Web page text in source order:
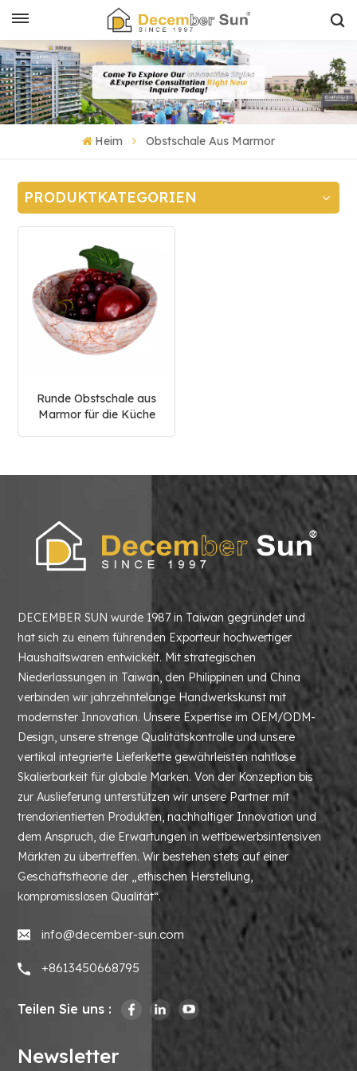
Heim Obstschale Aus Marmor
PRODUKTKATEGORIEN
Runde Obstschale aus
Marmor für die Küche
DECEMBER SUN wurde 1987 in Taiwan gegründet und
hat sich zu einem führenden Exporteur hochwertiger
Haushaltswaren entwickelt. Mit strategischen
Niederlassungen in Taiwan, den Philippinen und China
verbinden wir jahrzehntelange Handwerkskunst mit
modernster Innovation. Unsere Expertise im OEM/ODM-
Design, unsere strenge Qualitätskontrolle und unsere
vertikal integrierte Lieferkette gewährleisten nahtlose
Skalierbarkeit für globale Marken. Von der Konzeption bis
zur Auslieferung unterstützen wir unsere Partner mit
trendorientierten Produkten, nachhaltiger Innovation und
dem Anspruch, die Erwartungen in wettbewerbsintensiven
Märkten zu übertreffen. Wir bestehen stets auf einer
Geschäftstheorie der „ethischen Herstellung,
kompromisslosen Qualität“.
info@december-sun.com
+8613450668795
Teilen Sie uns :
Newsletter